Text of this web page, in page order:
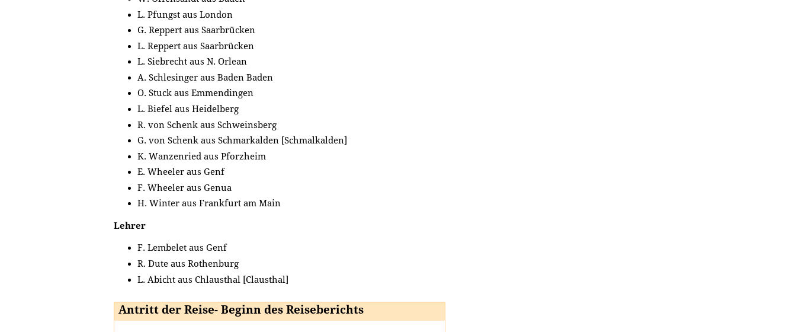
L. Pfungst aus London
G. Reppert aus Saarbrücken
L. Reppert aus Saarbrücken
L. Siebrecht aus N. Orlean
A. Schlesinger aus Baden Baden
O. Stuck aus Emmendingen
L. Biefel aus Heidelberg
R. von Schenk aus Schweinsberg
G. von Schenk aus Schmarkalden [Schmalkalden]
K. Wanzenried aus Pforzheim
E. Wheeler aus Genf
F. Wheeler aus Genua
H. Winter aus Frankfurt am Main
Lehrer
F. Lembelet aus Genf
R. Dute aus Rothenburg
L. Abicht aus Chlausthal [Clausthal]
Antritt der Reise- Beginn des Reiseberichts